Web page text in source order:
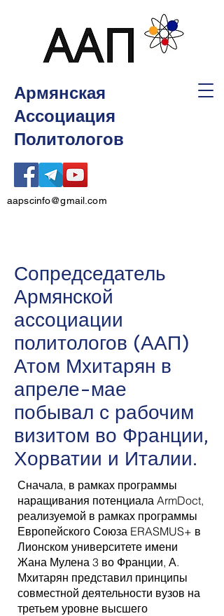
Армянская
Ассоциация
Политологов
aapscinfo@gmail.com
Сопредседатель
Армянской
ассоциации
политологов (ААП)
Атом Мхитарян в
апреле-мае
побывал с рабочим
визитом во Франции,
Хорватии и Италии.
Сначала, в рамках программы
наращивания потенциала ArmDoct,
реализуемой в рамках программы
Европейского Союза ERASMUS+ в
Лионском университете имени
Жана Мулена 3 во Франции, А.
Мхитарян представил принципы
совместной деятельности вузов на
третьем уровне высшего